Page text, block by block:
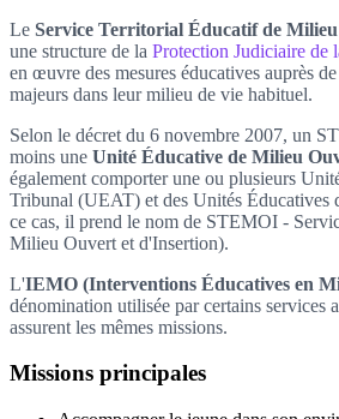
Le Service Territorial Éducatif de
une structure de la Protection Judiciaire de
en œuvre des mesures éducatives auprès
majeurs dans leur milieu de vie habituel.
Selon le décret du 6 novembre 2007, un
moins une Unité Éducative de Milieu
également comporter une ou plusieurs
Tribunal (UEAT) et des Unités Éducatives
ce cas, il prend le nom de STEMOI -
Milieu Ouvert et d'Insertion).
L'IEMO (Interventions Éducatives en
dénomination utilisée par certains services
assurent les mêmes missions.
Missions principales